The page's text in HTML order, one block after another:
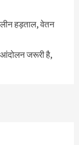
हड़ताल, वेतन
जरूरी है,